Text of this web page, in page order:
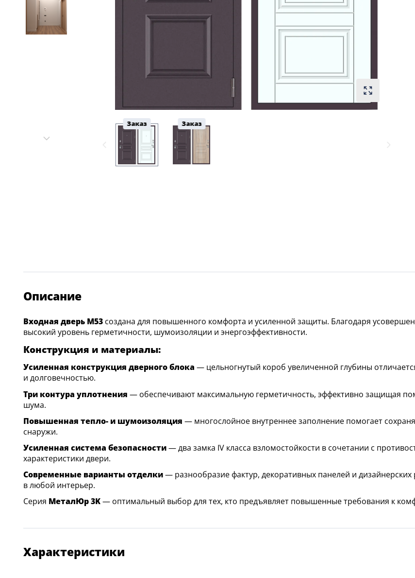
Заказ Заказ
Описание
Входная дверь M53 создана для повышенного комфорта и усиленной защиты. Благодаря
высокий уровень герметичности, шумоизоляции и энергоэффективности.
Конструкция и материалы:
Усиленная конструкция дверного блока — цельногнутый короб увеличенной глубины
и долговечностью.
Три контура уплотнения — обеспечивают максимальную герметичность, эффективно защищая
шума.
Повышенная тепло- и шумоизоляция — многослойное внутреннее заполнение помогает
снаружи.
Усиленная система безопасности— два замка IV класса взломостойкости в сочетании с
характеристики двери.
Современные варианты отделки— разнообразие фактур, декоративных панелей и
в любой интерьер.
Серия МеталЮр 3K— оптимальный выбор для тех, кто предъявляет повышенные требования к
Характеристики